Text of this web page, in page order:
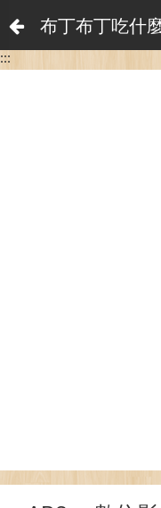
布丁布丁吃什
:::